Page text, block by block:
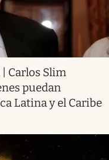
Carlos Slim
puedan
Latina y el Caribe